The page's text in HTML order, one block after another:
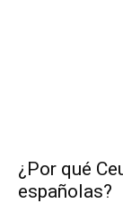
¿Por qué
españolas?